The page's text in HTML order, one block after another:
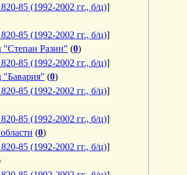
85 (1992-2002 гг., б/ц)]
85 (1992-2002 гг., б/ц)]
"Степан Разин" (0)
85 (1992-2002 гг., б/ц)]
"Бавария" (0)
85 (1992-2002 гг., б/ц)]
85 (1992-2002 гг., б/ц)]
(0)
85 (1992-2002 гг., б/ц)]